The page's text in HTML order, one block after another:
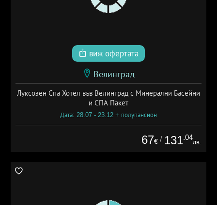
виж офертата
Велинград
Луксозен Спа Хотел във Велинград с Минерални Басейни
и СПА Пакет
Дата: 28.07 - 23.12 + полупансион
67€ / 131.04
лв.